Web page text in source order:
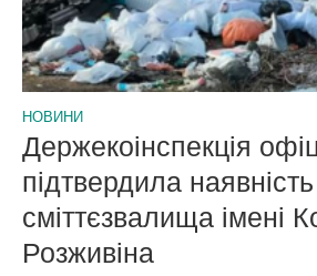
НОВИНИ
Держекоінспекція
підтвердила наявність
сміттєзвалища імені
Розживіна